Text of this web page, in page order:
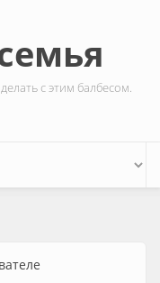
с этим балбесом.